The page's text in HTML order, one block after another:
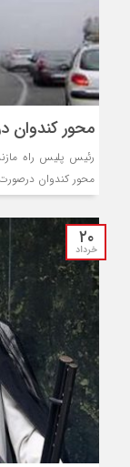
محور
رئیس پلیس راه
محور کندوان
۲۰
خرداد